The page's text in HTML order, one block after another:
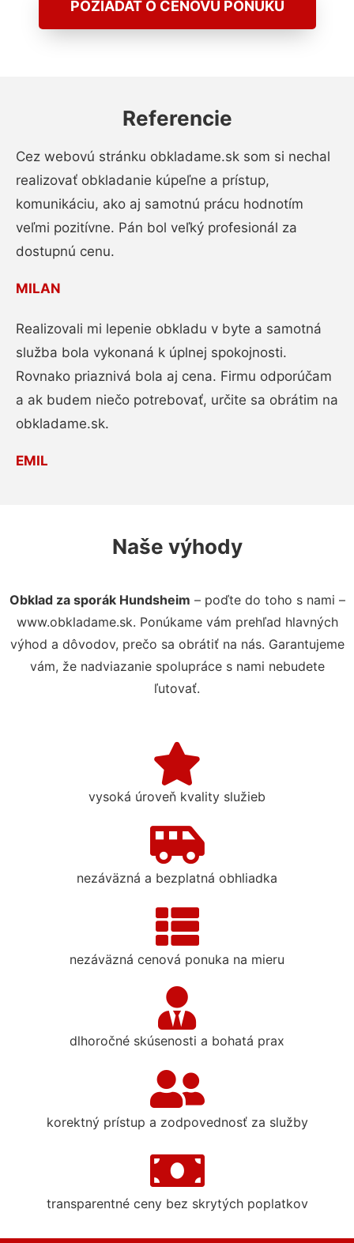
POŽIADAŤ O CENOVÚ PONUKU
Referencie
Cez webovú stránku obkladame.sk som si nechal
realizovať obkladanie kúpeľne a prístup,
komunikáciu, ako aj samotnú prácu hodnotím
veľmi pozitívne. Pán bol veľký profesionál za
dostupnú cenu.
MILAN
Realizovali mi lepenie obkladu v byte a samotná
služba bola vykonaná k úplnej spokojnosti.
Rovnako priaznivá bola aj cena. Firmu odporúčam
a ak budem niečo potrebovať, určite sa obrátim na
obkladame.sk.
EMIL
Naše výhody
Obklad za sporák Hundsheim – poďte do toho s nami –
www.obkladame.sk. Ponúkame vám prehľad hlavných
výhod a dôvodov, prečo sa obrátiť na nás. Garantujeme
vám, že nadviazanie spolupráce s nami nebudete
ľutovať.
vysoká úroveň kvality služieb
nezáväzná a bezplatná obhliadka
nezáväzná cenová ponuka na mieru
dlhoročné skúsenosti a bohatá prax
korektný prístup a zodpovednosť za služby
transparentné ceny bez skrytých poplatkov